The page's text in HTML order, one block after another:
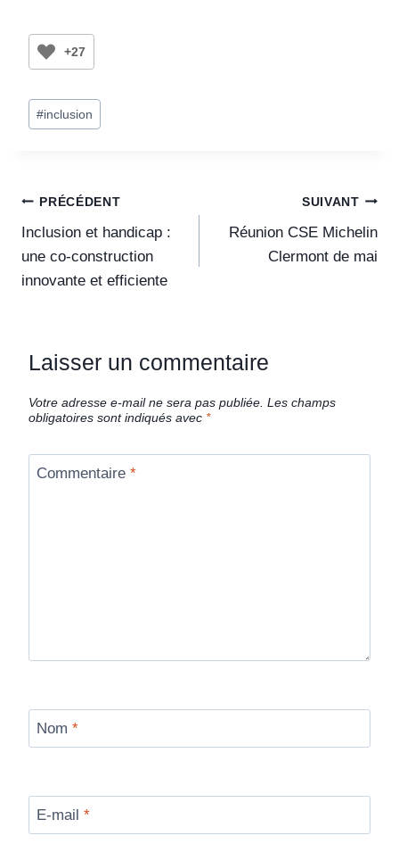
+27
#inclusion
PRÉCÉDENT
Inclusion et handicap :
une co-construction
innovante et efficiente
SUIVANT
Réunion CSE Michelin
Clermont de mai
Laisser un commentaire
Votre adresse e-mail ne sera pas publiée. Les champs
obligatoires sont indiqués avec *
Commentaire *
Nom *
E-mail *